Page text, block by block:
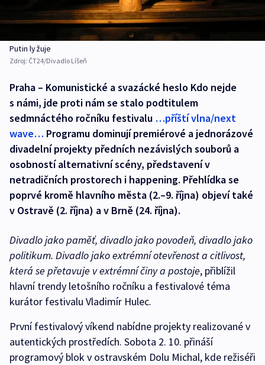
Putin lyžuje
Zdroj: ČT24/Divadlo Líšeň
Praha – Komunistické a svazácké heslo Kdo nejde
s námi, jde proti nám se stalo podtitulem
sedmnáctého ročníku festivalu …příští vlna/next
wave… Programu dominují premiérové a jednorázové
divadelní projekty předních nezávislých souborů a
osobností alternativní scény, představení v
netradičních prostorech i happening. Přehlídka se
poprvé kromě hlavního města (2.–9. října) objeví také
v Ostravě (2. října) a v Brně (24. října).
Divadlo jako paměť, divadlo jako povodeň, divadlo jako
politikum. Divadlo jako extrémní otevřenost a citlivost,
která se přetavuje v extrémní činy a postoje, přiblížil
hlavní trendy letošního ročníku a festivalové téma
kurátor festivalu Vladimír Hulec.
První festivalový víkend nabídne projekty realizované v
autentických prostředích. Sobota 2. 10. přináší
programový blok v ostravském Dolu Michal, kde režiséři